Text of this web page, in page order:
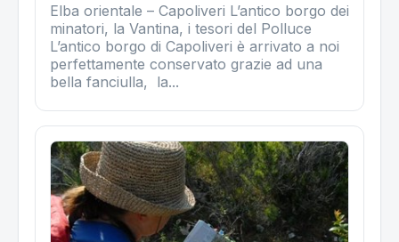
Elba orientale – Capoliveri L’antico borgo dei
minatori, la Vantina, i tesori del Polluce
L’antico borgo di Capoliveri è arrivato a noi
perfettamente conservato grazie ad una
bella fanciulla, la...